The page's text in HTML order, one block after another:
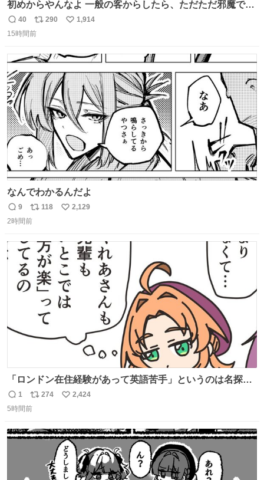
初めからやんなよ 一般の客からしたら、ただただ邪魔でし
かないのよ
返
信
40
リ
ポ
ト
数
290
い
数
1,914
15時間前
なんでわかるんだよ
返
信
9
リ
ポ
ト
数
118
い
数
2,129
2時間前
「ロンドン在住経験があって英語苦手」というのは名探偵
としては「妙だな」ってなるところなのに、小林みくるだ
からスルーされている小林クオリティ。
返
信
1
リ
ポ
ト
274
い
数
2,424
5時間前